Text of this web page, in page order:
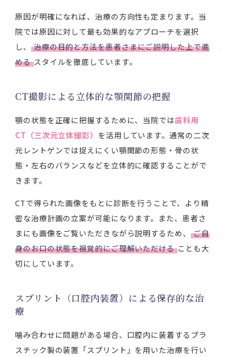
原因が明確になれば、治療の方向性も定まります。当
院では原因に対して最も効果的なアプローチを選択
し、
治療の目的と方法を患者さまにご説明した上で進
める スタイルを徹底しています。
CT撮影による立体的な顎関節の把握
顎の状態を正確に把握するために、当院では歯科用
CT（三次元立体撮影） を活用しています。通常の二次
元レントゲンでは捉えにくい顎関節の形態・骨の状
態・左右のバランスなどを立体的に確認することがで
きます。
CTで得られた画像をもとに診断を行うことで、より精
密な治療計画の立案が可能になります。また、患者さ
まにも画像をご覧いただきながら説明するため、
ご自
身のお口の状態を視覚的にご理解いただける ことも大
切にしています。
スプリント（口腔内装置）による保存的な治
療
噛み合わせに問題がある場合、口腔内に装着するプラ
スチック製の装置「スプリント」を用いた治療を行い